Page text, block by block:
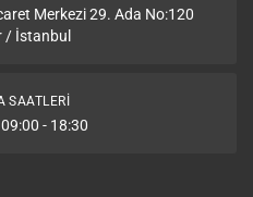
Merkezi 29. Ada No:120
/ İstanbul
SAATLERI
- 18:30